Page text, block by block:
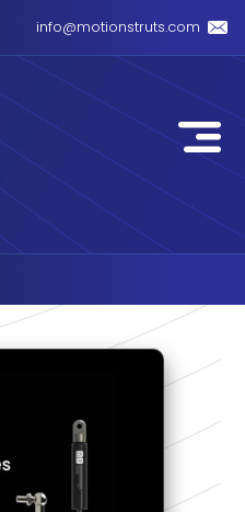
info@motionstruts.com